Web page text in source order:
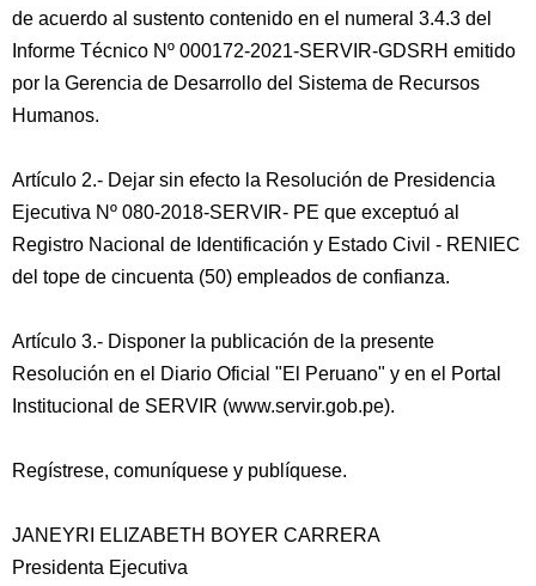
de acuerdo al sustento contenido en el numeral 3.4.3 del
Informe Técnico Nº 000172-2021-SERVIR-GDSRH emitido
por la Gerencia de Desarrollo del Sistema de Recursos
Humanos.
Artículo 2.- Dejar sin efecto la Resolución de Presidencia
Ejecutiva Nº 080-2018-SERVIR- PE que exceptuó al
Registro Nacional de Identificación y Estado Civil - RENIEC
del tope de cincuenta (50) empleados de confianza.
Artículo 3.- Disponer la publicación de la presente
Resolución en el Diario Oficial "El Peruano" y en el Portal
Institucional de SERVIR (www.servir.gob.pe).
Regístrese, comuníquese y publíquese.
JANEYRI ELIZABETH BOYER CARRERA
Presidenta Ejecutiva